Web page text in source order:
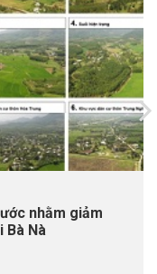
nhằm giảm
Bà Nà